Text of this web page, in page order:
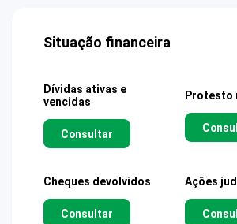
Situação financeira
Dívidas ativas e
vencidas
Consultar
Protesto
Cheques devolvidos
Consultar
Ações